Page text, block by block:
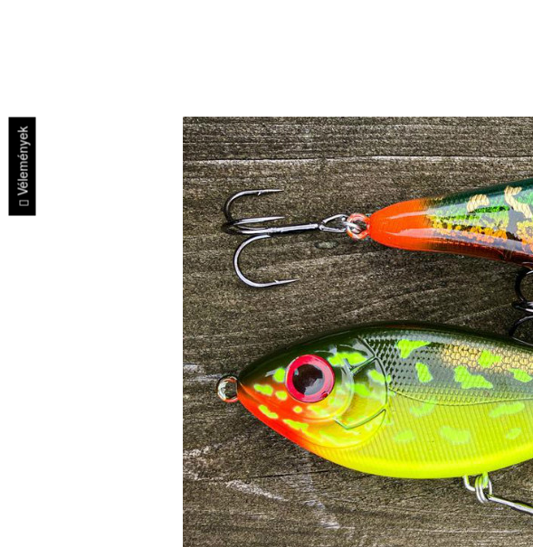
Vélemények